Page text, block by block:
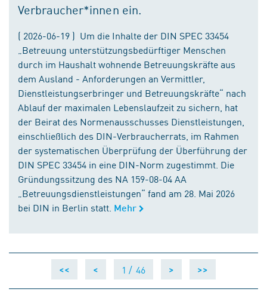
Verbraucher*innen ein.
( 2026-06-19 ) Um die Inhalte der DIN SPEC 33454
„Betreuung unterstützungsbedürftiger Menschen
durch im Haushalt wohnende Betreuungskräfte aus
dem Ausland - Anforderungen an Vermittler,
Dienstleistungserbringer und Betreuungskräfte“ nach
Ablauf der maximalen Lebenslaufzeit zu sichern, hat
der Beirat des Normenausschusses Dienstleistungen,
einschließlich des DIN-Verbraucherrats, im Rahmen
der systematischen Überprüfung der Überführung der
DIN SPEC 33454 in eine DIN-Norm zugestimmt. Die
Gründungssitzung des NA 159-08-04 AA
„Betreuungsdienstleistungen“ fand am 28. Mai 2026
bei DIN in Berlin statt. Mehr
<< < 1 / 46 > >>